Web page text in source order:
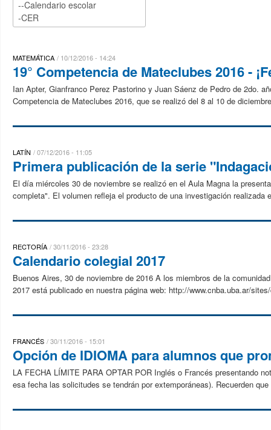
MATEMÁTICA 10/12/2016 - 14:24
19° Competencia de Mateclubes 2016 -
Ian Apter, Gianfranco Perez Pastorino y Juan Sáenz de Pedro de 2do.
Competencia de Mateclubes 2016, que se realizó del 8 al 10 de
LATÍN 07/12/2016 - 11:05
Primera publicación de la serie
El día miércoles 30 de noviembre se realizó en el Aula Magna la
completa". El volumen refleja el producto de una investigación realizada
RECTORÍA 30/11/2016 - 23:28
Calendario colegial 2017
Buenos Aires, 30 de noviembre de 2016 A los miembros de la
2017 está publicado en nuestra página web: http://www.cnba.uba.ar/
FRANCÉS 30/11/2016 - 15:01
Opción de IDIOMA para alumnos que
LA FECHA LÍMITE PARA OPTAR POR Inglés o Francés presentando
esa fecha las solicitudes se tendrán por extemporáneas). Recuerden